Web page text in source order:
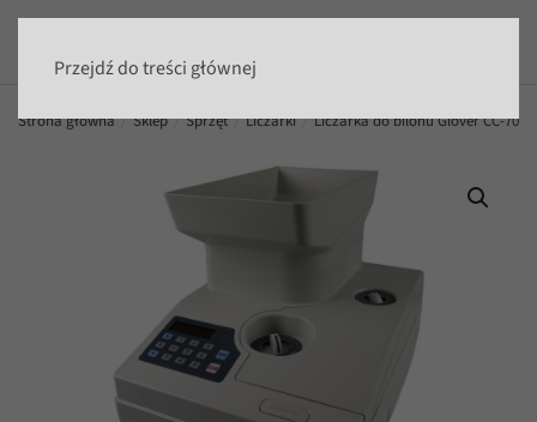
Przejdź do treści głównej
Strona główna Sklep Sprzęt Liczarki Liczarka do bilonu Glover CC-70